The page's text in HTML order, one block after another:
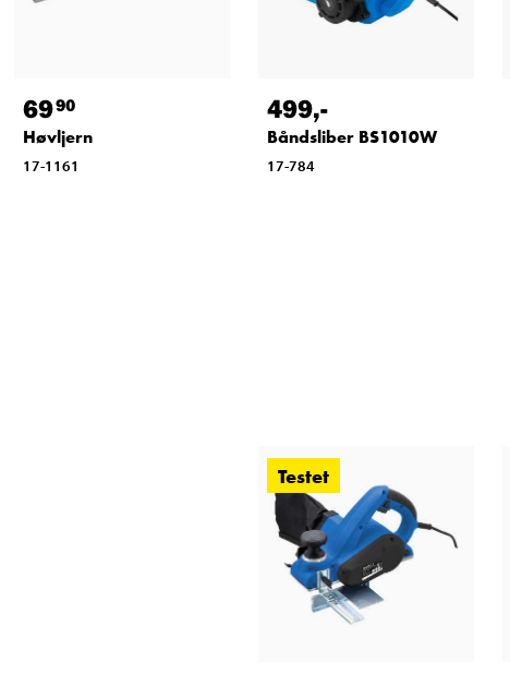
6990
Høvljern
17-1161
499,-
Båndsliber BS1010W
17-784
Testet